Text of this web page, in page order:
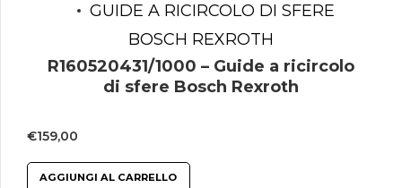
GUIDE A RICIRCOLO DI SFERE
BOSCH REXROTH
R160520431/1000 – Guide a ricircolo
di sfere Bosch Rexroth
€159,00
AGGIUNGI AL CARRELLO